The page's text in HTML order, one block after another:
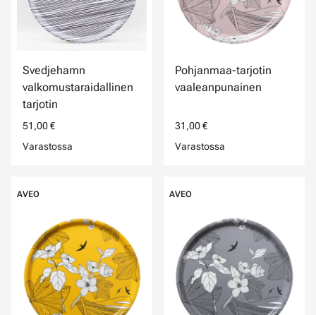
Svedjehamn
valkomustaraidallinen
tarjotin
51,00 €
Varastossa
Pohjanmaa-tarjotin
vaaleanpunainen
31,00 €
Varastossa
AVEO AVEO